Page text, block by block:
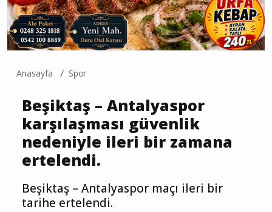
Anasayfa Spor
Beşiktaş – Antalyaspor
karşılaşması güvenlik
nedeniyle ileri bir zamana
ertelendi.
Beşiktaş – Antalyaspor maçı ileri bir
tarihe ertelendi.